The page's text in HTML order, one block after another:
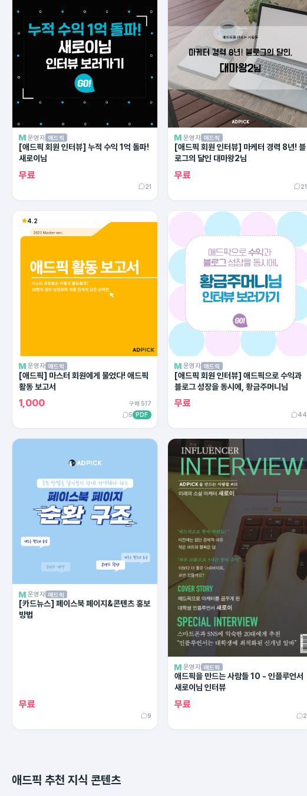
운영자 애드픽
[애드픽 회원 인터뷰] 누적 수익 1억 돌파!
새로이님
무료
21
운영자 애드픽
[애드픽 회원 인터뷰] 마케터 경력 8년! 블
로그의 달인 대마왕2님
무료
21
4.2
운영자 애드픽
[애드픽] 마스터 회원에게 물었다! 애드픽
활동 보고서
1,000
구매 517
5
PDF
운영자 애드픽
[애드픽 회원 인터뷰] 애드픽으로 수익과
블로그 성장을 동시에, 황금주머니님
무료
44
운영자 애드픽
[카드뉴스] 페이스북 페이지&콘텐츠 홍보
방법
무료
9
운영자 애드픽
애드픽을 만드는 사람들 10 - 인플루언서
새로이님 인터뷰
무료
2
애드픽 추천 지식 콘텐츠